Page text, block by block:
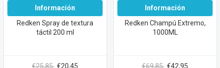
Información
Redken Spray de textura
táctil 200 ml
€25,85 €20,45
Información
Redken Champú Extremo,
1000ML
€69,85 €42,95